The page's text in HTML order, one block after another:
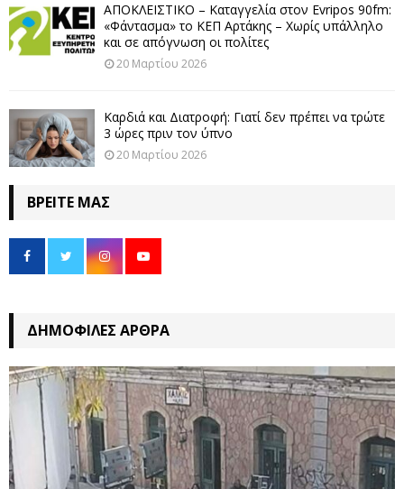
ΑΠΟΚΛΕΙΣΤΙΚΟ – Καταγγελία στον Evripos 90fm:
«Φάντασμα» το ΚΕΠ Αρτάκης – Χωρίς υπάλληλο
και σε απόγνωση οι πολίτες
20 Μαρτίου 2026
Καρδιά και Διατροφή: Γιατί δεν πρέπει να τρώτε
3 ώρες πριν τον ύπνο
20 Μαρτίου 2026
ΒΡΕΊΤΕ ΜΑΣ
ΔΗΜΟΦΙΛΈΣ ΆΡΘΡΑ